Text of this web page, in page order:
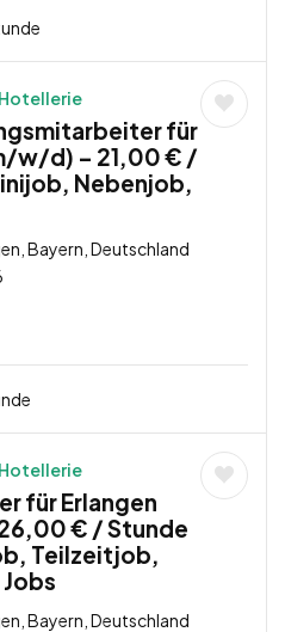
für
w/d) – 21,00 € /
Nebenjob,
Bayern, Deutschland
für Erlangen
€ / Stunde
Teilzeitjob,
Bayern, Deutschland